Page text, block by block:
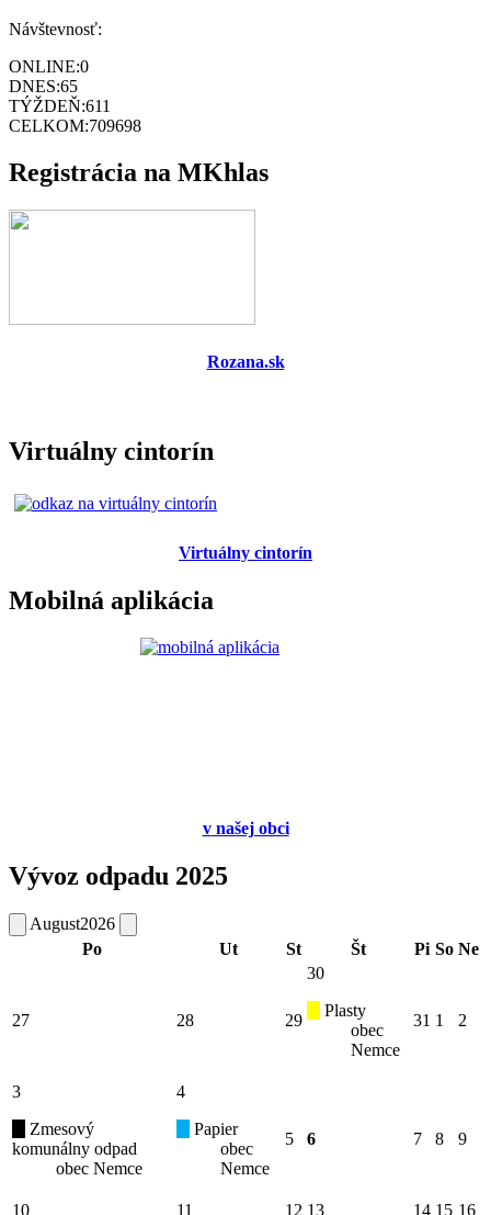
Návštevnosť:
ONLINE:0
DNES:65
TÝŽDEŇ:611
CELKOM:709698
Registrácia na MKhlas
Rozana.sk
Virtuálny cintorín
Virtuálny cintorín
Mobilná aplikácia
vnašej obci
Vývoz odpadu 2025
August2026
Po
Ut St Št Pi So Ne
27 28 29
30
Plasty
obec
Nemce
31 1 2
3
Zmesový
komunálny odpad
obec Nemce
4
Papier
obec
Nemce
5 6 7 8 9
10 11 12 13 14 15 16